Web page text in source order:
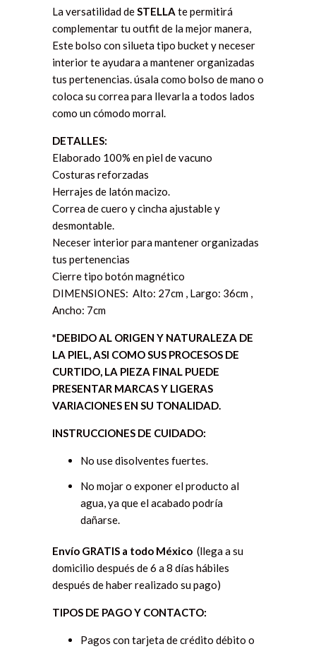
La versatilidad deSTELLA te permitirá
complementar tu outfit de la mejor manera,
Este bolso con silueta tipo bucket y neceser
interior te ayudara a mantener organizadas
tus pertenencias. úsala como bolso de mano o
coloca su correa para llevarla a todos lados
como un cómodo morral.
DETALLES:
Elaborado 100% en piel de vacuno
Costuras reforzadas
Herrajes de latón macizo.
Correa de cuero y cincha ajustable y
desmontable.
Neceser interior para mantener organizadas
tus pertenencias
Cierre tipo botón magnético
DIMENSIONES: Alto: 27cm , Largo: 36cm ,
Ancho: 7cm
*DEBIDO AL ORIGEN Y NATURALEZA DE
LA PIEL, ASI COMO SUS PROCESOS DE
CURTIDO, LA PIEZA FINAL PUEDE
PRESENTAR MARCAS Y LIGERAS
VARIACIONES EN SU TONALIDAD.
INSTRUCCIONES DE CUIDADO:
No use disolventes fuertes.
No mojar o exponer el producto al
agua, ya que el acabado podría
dañarse.
Envío GRATIS a todo México (llega a su
domicilio después de 6 a 8 días hábiles
después de haber realizado su pago)
TIPOS DE PAGO Y CONTACTO:
Pagos con tarjeta de crédito débito o